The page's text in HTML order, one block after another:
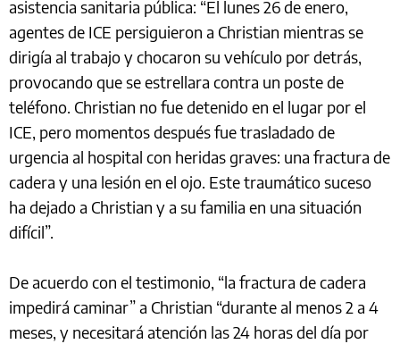
asistencia sanitaria pública: “El lunes 26 de enero,
agentes de ICE persiguieron a Christian mientras se
dirigía al trabajo y chocaron su vehículo por detrás,
provocando que se estrellara contra un poste de
teléfono. Christian no fue detenido en el lugar por el
ICE, pero momentos después fue trasladado de
urgencia al hospital con heridas graves: una fractura de
cadera y una lesión en el ojo. Este traumático suceso
ha dejado a Christian y a su familia en una situación
difícil”.
De acuerdo con el testimonio, “la fractura de cadera
impedirá caminar” a Christian “durante al menos 2 a 4
meses, y necesitará atención las 24 horas del día por